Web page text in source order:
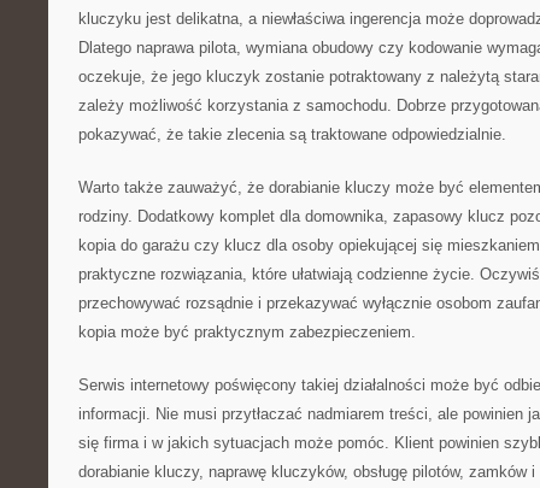
kluczyku jest delikatna, a niewłaściwa ingerencja może
Dlatego naprawa pilota, wymiana obudowy czy kodowanie
oczekuje, że jego kluczyk zostanie potraktowany z należytą
zależy możliwość korzystania z samochodu. Dobrze
pokazywać, że takie zlecenia są traktowane odpowiedzialnie.
Warto także zauważyć, że dorabianie kluczy może być
rodziny. Dodatkowy komplet dla domownika, zapasowy klucz
kopia do garażu czy klucz dla osoby opiekującej się
praktyczne rozwiązania, które ułatwiają codzienne życie.
przechowywać rozsądnie i przekazywać wyłącznie osobom
kopia może być praktycznym zabezpieczeniem.
Serwis internetowy poświęcony takiej działalności może być
informacji. Nie musi przytłaczać nadmiarem treści, ale powinien
się firma i w jakich sytuacjach może pomóc. Klient powinien
dorabianie kluczy, naprawę kluczyków, obsługę pilotów, zamków